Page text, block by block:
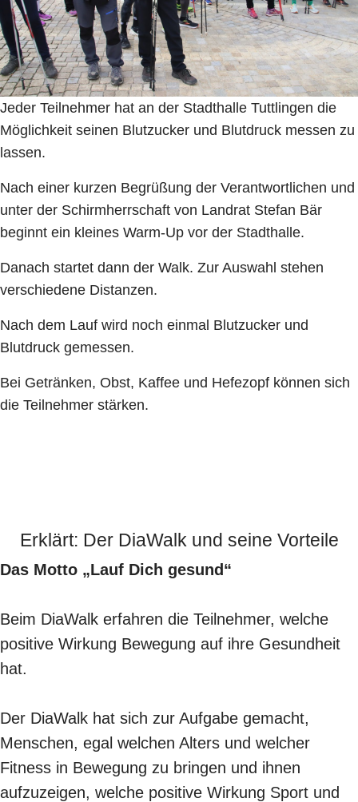
Jeder Teilnehmer hat an der Stadthalle Tuttlingen die
Möglichkeit seinen Blutzucker und Blutdruck messen zu
lassen.
Nach einer kurzen Begrüßung der Verantwortlichen und
unter der Schirmherrschaft von Landrat Stefan Bär
beginnt ein kleines Warm-Up vor der Stadthalle.
Danach startet dann der Walk. Zur Auswahl stehen
verschiedene Distanzen.
Nach dem Lauf wird noch einmal Blutzucker und
Blutdruck gemessen.
Bei Getränken, Obst, Kaffee und Hefezopf können sich
die Teilnehmer stärken.
Erklärt: Der DiaWalk und seine Vorteile
Das Motto „Lauf Dich gesund“
Beim DiaWalk erfahren die Teilnehmer, welche
positive Wirkung Bewegung auf ihre Gesundheit
hat.
Der DiaWalk hat sich zur Aufgabe gemacht,
Menschen, egal welchen Alters und welcher
Fitness in Bewegung zu bringen und ihnen
aufzuzeigen, welche positive Wirkung Sport und